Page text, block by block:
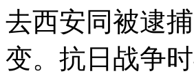
去西安同被逮
变。抗日战争